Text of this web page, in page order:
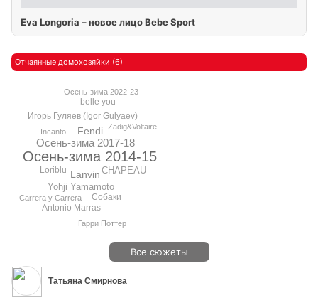
Eva Longoria – новое лицо Bebe Sport
Отчаянные домохозяйки (6)
Осень-зима 2014-15
Осень-зима 2017-18
Lanvin
Fendi
Yohji Yamamoto
CHAPEAU
Игорь Гуляев (Igor Gulyaev)
Собаки
Loriblu
Antonio Marras
belle you
Гарри Поттер
Carrera y Carrera
Zadig&Voltaire
Осень-зима 2022-23
Incanto
Все сюжеты
Татьяна Смирнова